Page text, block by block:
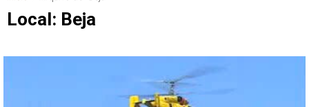
Local: Beja